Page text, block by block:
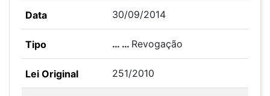
30/09/2014
… … Revogação
251/2010